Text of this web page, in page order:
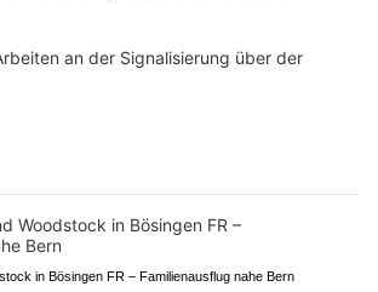
an der Signalisierung über der
in Bösingen FR – Familienausflug nahe Bern